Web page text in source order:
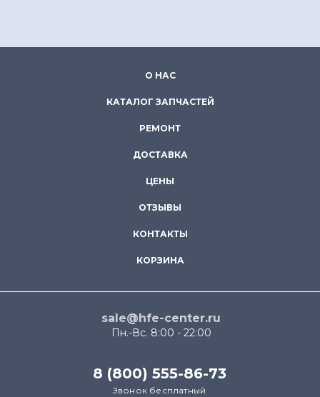
О НАС
КАТАЛОГ ЗАПЧАСТЕЙ
РЕМОНТ
ДОСТАВКА
ЦЕНЫ
ОТЗЫВЫ
КОНТАКТЫ
КОРЗИНА
sale@hfe-center.ru
Пн.-Вс. 8:00 - 22:00
8 (800) 555-86-73
Звонок бесплатный